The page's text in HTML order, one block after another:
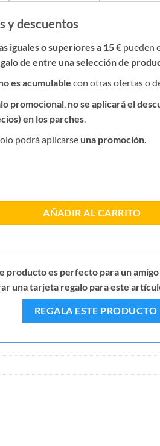
y descuentos
iguales o superiores a 15 €pueden
de entre una selección de
es acumulable con otras ofertas o
promocional, no se aplicará el
en los parches.
podrá aplicarse una promoción.
AÑADIR AL CARRITO
producto es perfecto para un
una tarjeta regalo para este
REGALA ESTE PRODUCTO